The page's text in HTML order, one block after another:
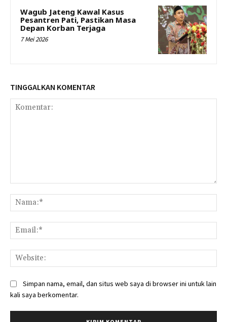
Wagub Jateng Kawal Kasus
Pesantren Pati, Pastikan Masa
Depan Korban Terjaga
7 Mei 2026
TINGGALKAN KOMENTAR
Simpan nama, email, dan situs web saya di browser ini untuk lain
kali saya berkomentar.